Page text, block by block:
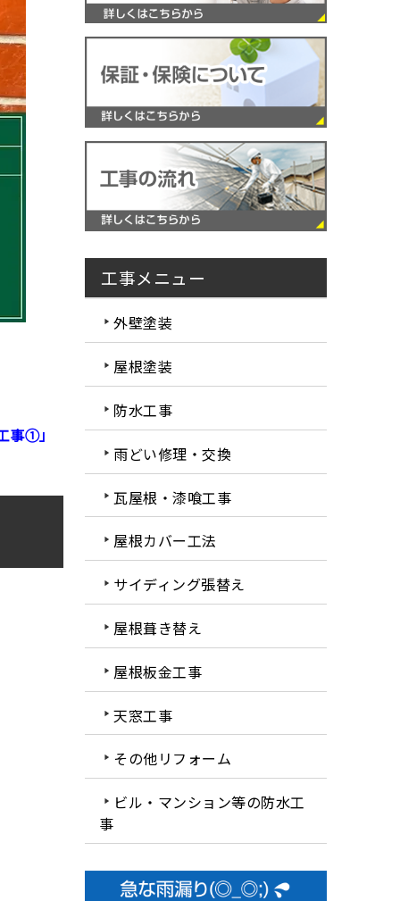
事①」
工事メニュー
外壁塗装
屋根塗装
防水工事
雨どい修理・交換
瓦屋根・漆喰工事
屋根カバー工法
サイディング張替え
屋根葺き替え
屋根板金工事
天窓工事
その他リフォーム
ビル・マンション等の防水工
事